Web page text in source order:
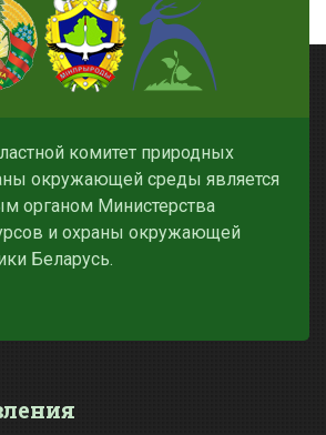
комитет природных
окружающей среды является
органом Министерства
и охраны окружающей
Беларусь.